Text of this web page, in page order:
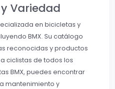
Variedad
en bicicletas y
BMX. Su catálogo
reconocidas y productos
ciclistas de todos los
BMX, puedes encontrar
mantenimiento y